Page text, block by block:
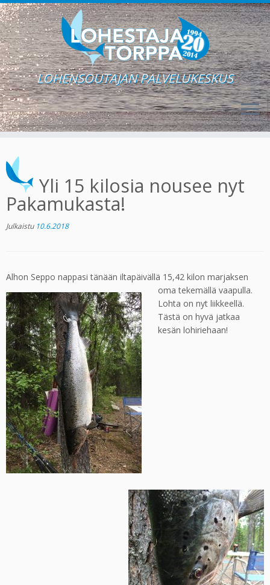
content
LOHENSOUTAJAN PALVELUKESKUS
Yli 15 kilosia nousee nyt
Pakamukasta!
Julkaistu 10.6.2018
Alhon Seppo nappasi tänään iltapäivällä 15,42 kilon marjaksen
oma tekemällä vaapulla.
Lohta on nyt liikkeellä.
Tästä on hyvä jatkaa
kesän lohiriehaan!